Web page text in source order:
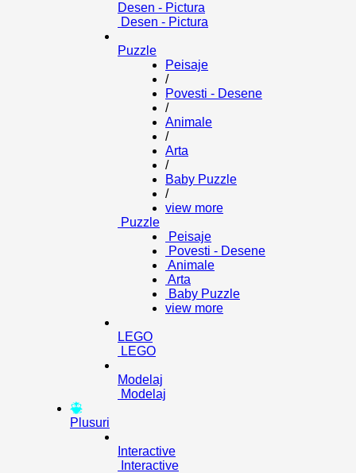
Desen - Pictura
Desen - Pictura
Puzzle
Peisaje
/
Povesti - Desene
/
Animale
/
Arta
/
Baby Puzzle
/
view more
Puzzle
Peisaje
Povesti - Desene
Animale
Arta
Baby Puzzle
view more
LEGO
LEGO
Modelaj
Modelaj
Plusuri
Interactive
Interactive